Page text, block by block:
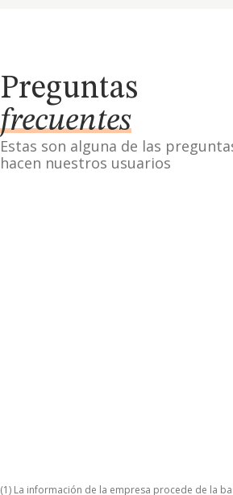
Preguntas
frecuentes
Estas son alguna de las
hacen nuestros usuarios
(1) La información de la empresa procede de la